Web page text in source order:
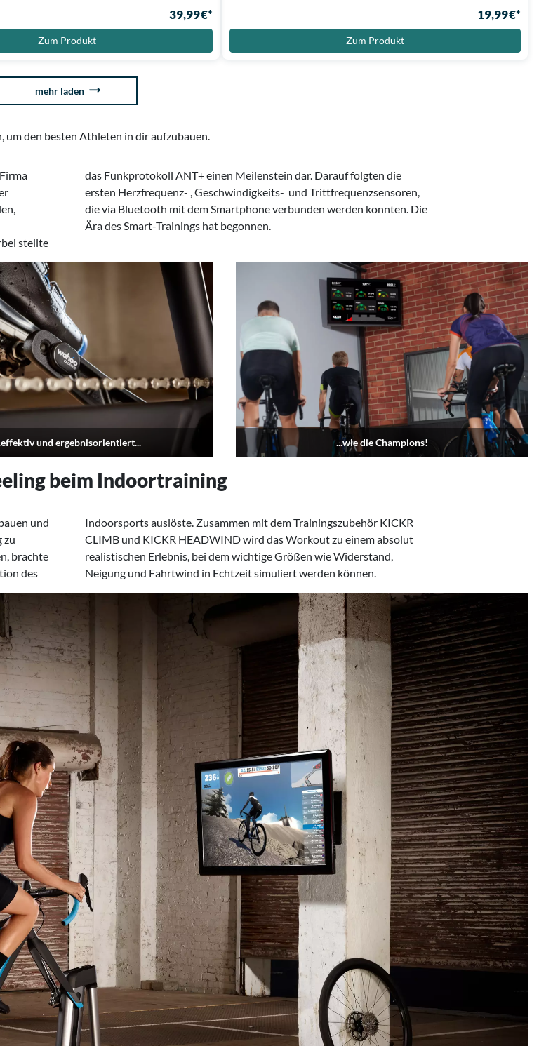
39,99 €*
Zum Produkt
19,99 €*
Zum Produkt
mehr laden
um den besten Athleten in dir aufzubauen.
stellte
die
Ära des Smart-Trainings hat begonnen.
und ergebnisorientiert... ...wie die Champions!
beim Indoortraining
und
zu
brachte
des
KICKR
Neigung und Fahrtwind in Echtzeit simuliert werden können.